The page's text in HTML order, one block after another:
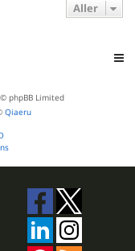
Aller
phpBB Limited
Qiaeru